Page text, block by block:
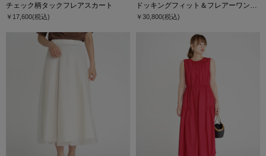
チェック柄タックフレアスカート
￥17,600(税込) ￥30,800(税込)